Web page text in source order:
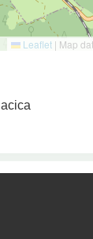
Leaflet | Map